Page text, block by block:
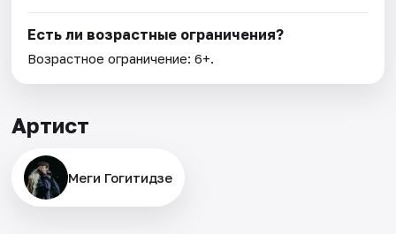
Есть ли возрастные ограничения?
Возрастное ограничение: 6+.
Артист
Меги Гогитидзе